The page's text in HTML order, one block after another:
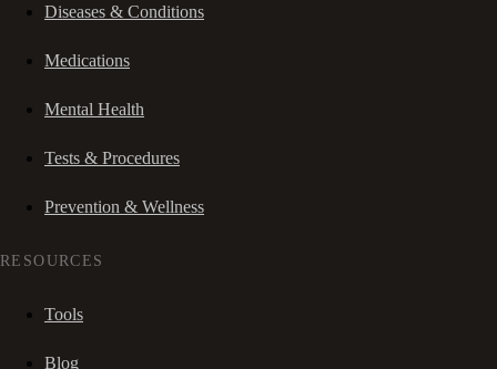
Diseases & Conditions
Medications
Mental Health
Tests & Procedures
Prevention & Wellness
RESOURCES
Tools
Blog